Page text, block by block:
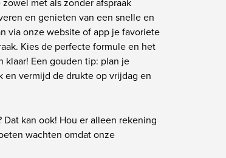
en genieten van een snelle en
via onze website of app je favoriete
Kies de perfecte formule en het
Een gouden tip: plan je
en vermijd de drukte op vrijdag en
kan ook! Hou er alleen rekening
wachten omdat onze